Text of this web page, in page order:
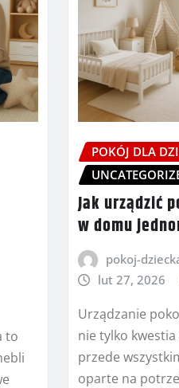
to
POKÓJ DLA
Jak urządzić
w domu
pokoj-
lut 27, 2026
Urządzanie
nie tylko
przede
oparte na